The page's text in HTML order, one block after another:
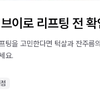
이로 리프팅 전
팅을 고민한다면 턱살과 잔주름
요.